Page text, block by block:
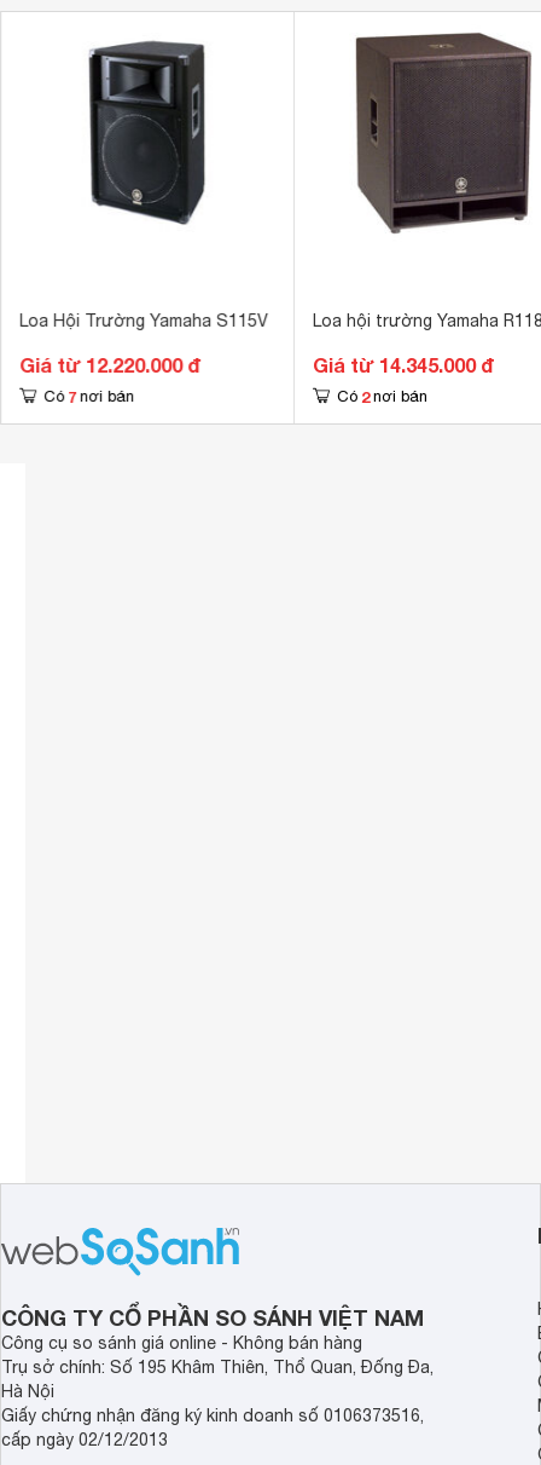
Loa Hội Trường Yamaha S115V
Giá từ 12.220.000 đ
Có 7 nơi bán
Loa hội trường Yamaha
Giá từ 14.345.000 đ
Có 2 nơi bán
CÔNG TY CỔ PHẦN SO SÁNH VIỆT NAM
Công cụ so sánh giá online - Không bán hàng
Trụ sở chính: Số 195 Khâm Thiên, Thổ Quan, Đống Đa,
Hà Nội
Giấy chứng nhận đăng ký kinh doanh số 0106373516,
cấp ngày 02/12/2013